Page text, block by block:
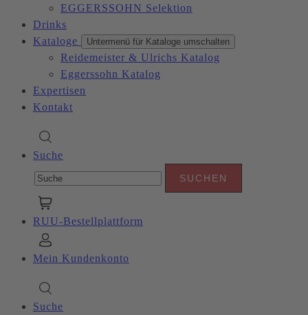
EGGERSSOHN Selektion
Drinks
Kataloge
Untermenü für Kataloge umschalten
Reidemeister & Ulrichs Katalog
Eggerssohn Katalog
Expertisen
Kontakt
Suche
RUU-Bestellplattform
Mein Kundenkonto
Suche